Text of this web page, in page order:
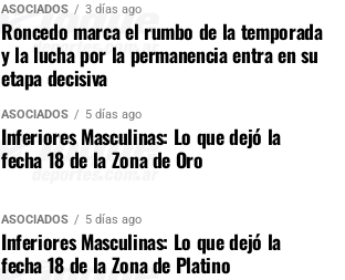
ASOCIADOS 3 días ago
Roncedo marca el rumbo de la temporada
y la lucha por la permanencia entra en su
etapa decisiva
ASOCIADOS 5 días ago
Inferiores Masculinas: Lo que dejó la
fecha 18 de la Zona de Oro
ASOCIADOS 5 días ago
Inferiores Masculinas: Lo que dejó la
fecha 18 de la Zona de Platino